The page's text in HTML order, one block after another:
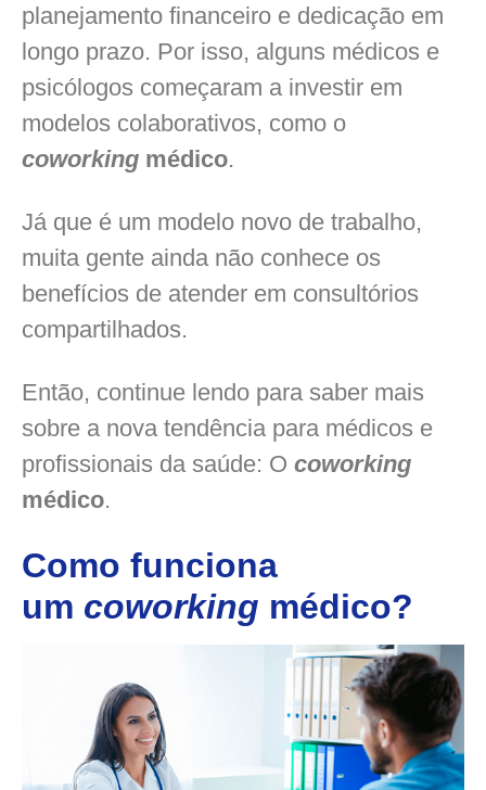
planejamento financeiro e dedicação em
longo prazo. Por isso, alguns médicos e
psicólogos começaram a investir em
modelos colaborativos, como o
coworking médico.
Já que é um modelo novo de trabalho,
muita gente ainda não conhece os
benefícios de atender em consultórios
compartilhados.
Então, continue lendo para saber mais
sobre a nova tendência para médicos e
profissionais da saúde: O coworking
médico.
Como funciona
um coworking médico?